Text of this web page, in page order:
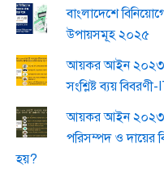
বাংলাদেশে
উপায়সমূহ ২০২৫
আয়কর আইন ২০২৩
সংশ্লিষ্ট ব্যয়
আয়কর আইন ২০২৩
পরিসম্পদ ও দায়ের
হয়?